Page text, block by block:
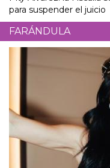
para suspender el juicio
FARÁNDULA